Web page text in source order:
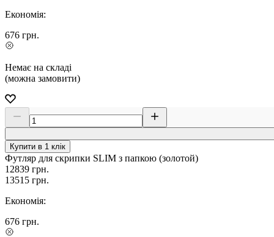
Економія:
676 грн.
Немає на складі
(можна замовити)
Купити в 1 клік
Футляр для скрипки SLIM з папкою (золотой)
12839 грн.
13515 грн.
Економія:
676 грн.